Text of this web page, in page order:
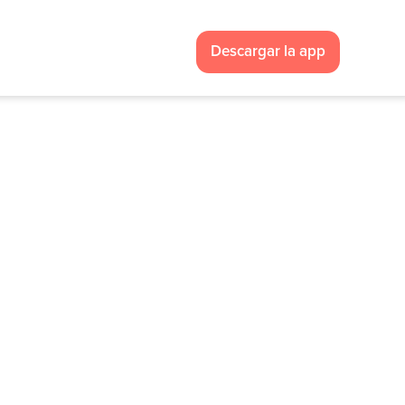
Descargar la app